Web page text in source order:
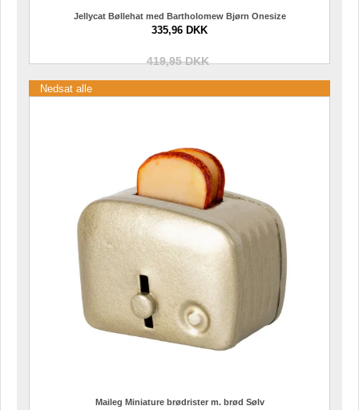
Jellycat Bøllehat med Bartholomew Bjørn Onesize
335,96 DKK
419,95 DKK
Nedsat alle
Maileg Miniature brødrister m. brød Sølv